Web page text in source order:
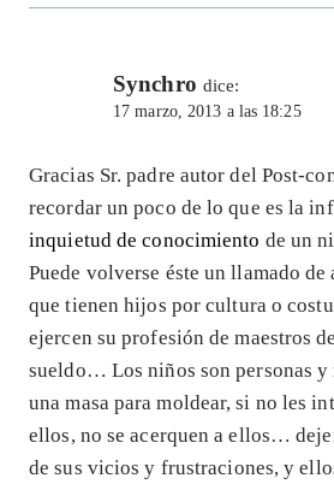
Synchro dice:
17 marzo, 2013 a las 18:25
Gracias Sr. padre autor del Post-
recordar un poco de lo que es la
inquietud de conocimiento de un
Puede volverse éste un llamado
que tienen hijos por cultura o
ejercen su profesión de maestros
sueldo… Los niños son personas y
una masa para moldear, si no les
ellos, no se acerquen a ellos…
de sus vicios y frustraciones, y